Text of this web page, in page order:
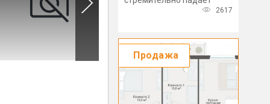
2617
Продажа